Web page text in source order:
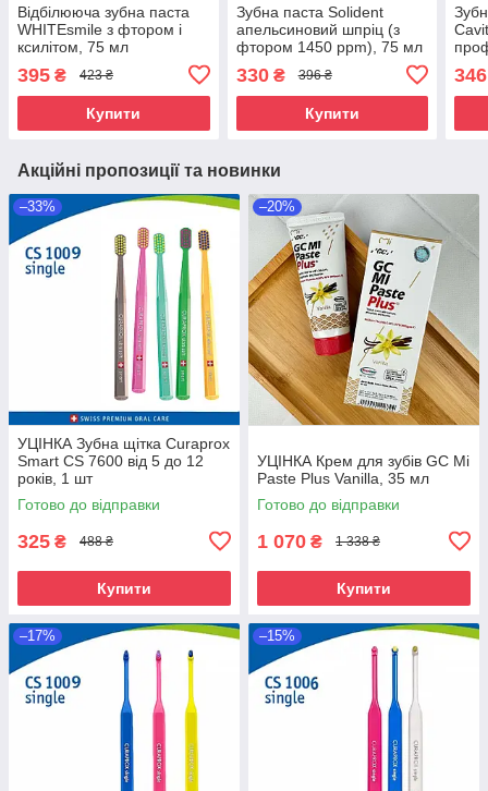
Відбілююча зубна паста
WHITEsmile з фтором і
ксилітом, 75 мл
395 ₴ 423 ₴
Купити
Зубна паста Solident
апельсиновий шпріц (з
фтором 1450 ppm), 75 мл
330₴ 396 ₴
Купити
346
Акційні пропозиції та новинки
–33%
УЦІНКА Зубна щітка Curaprox
Smart CS 7600 від 5 до 12
років, 1 шт
Готово до відправки
325 ₴ 488 ₴
Купити
–20%
УЦІНКА Крем для зубів GC Mi
Paste Plus Vanilla, 35 мл
Готово до відправки
1 070 ₴ 1 338 ₴
Купити
–17% –15%